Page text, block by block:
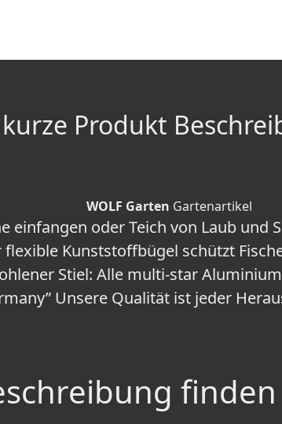
kurze Produkt
WOLF Garten Gartenartikel
einfangen oder Teich von Laub und
flexible Kunststoffbügel schützt
Stiel: Alle multi-star
Unsere Qualität ist jeder